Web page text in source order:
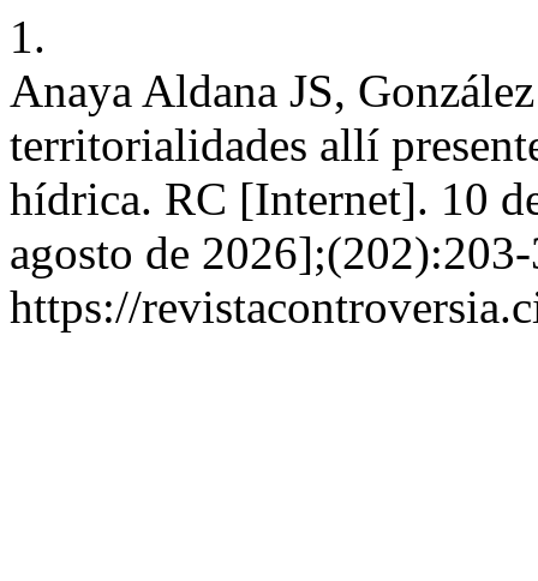
1.
Anaya Aldana JS,
territorialidades allí
hídrica. RC [Internet]. 10
agosto de
https://